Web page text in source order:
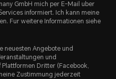
GmbH mich per E-Mail uber
informiert. Ich kann meine
Fur weitere Informationen siehe
neuesten Angebote und
und
Dritter (Facebook,
Zustimmung jederzeit